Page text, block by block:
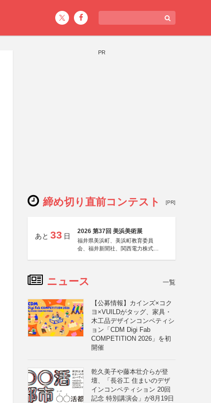
PR
締め切り直前コンテスト [PR]
あと 33 日
2026 第37回 美浜美術展
福井県美浜町、美浜町教育委員
会、福井新聞社、関西電力株式会
ニュース 一覧
【公募情報】カインズ×コク
ヨ×VUILDがタッグ、家具・
木工品デザインコンペティシ
ョン「CDM Digi Fab
COMPETITION 2026」を初
開催
乾久美子や藤本壮介らが登
壇、「長谷工 住まいのデザ
インコンペティション 20回
記念 特別講演会」が8月19日